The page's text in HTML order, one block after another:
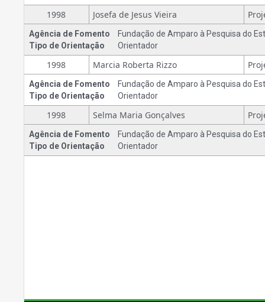
1998 Josefa de Jesus Vieira
Agência de Fomento
Fundação de Amparo à Pesquisa do
Tipo de Orientação
Orientador
1998 Marcia Roberta Rizzo
Agência de Fomento
Fundação de Amparo à Pesquisa do
Tipo de Orientação
Orientador
1998 Selma Maria Gonçalves
Agência de Fomento
Fundação de Amparo à Pesquisa do
Tipo de Orientação
Orientador